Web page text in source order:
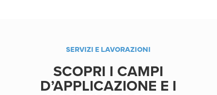
SERVIZI E LAVORAZIONI
SCOPRI I CAMPI
D’APPLICAZIONE E I